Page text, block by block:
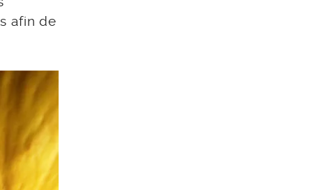
afin de